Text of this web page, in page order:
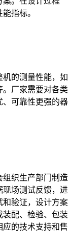
指标。
的测量性能，如
厂家需要对各类
、可靠性更强的器
织生产部门制造
现场测试反馈，进
和验证，设计方案
装配、检验、包装
的技术支持和售